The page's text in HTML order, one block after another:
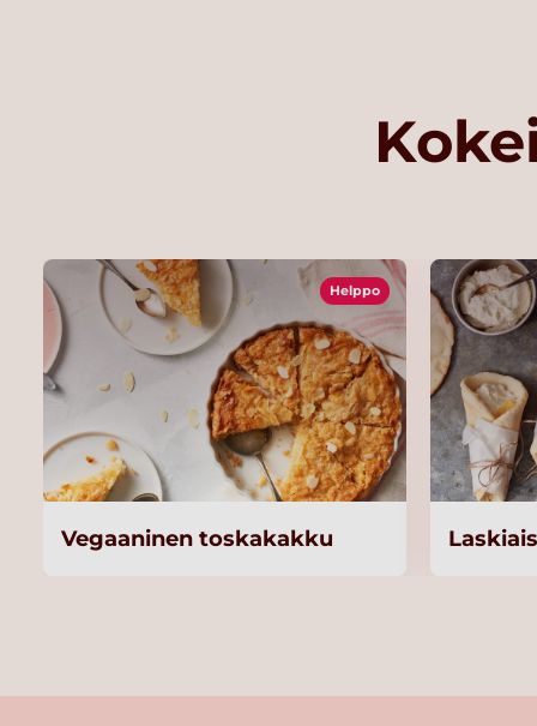
Helppo
Vegaaninen toskakakku